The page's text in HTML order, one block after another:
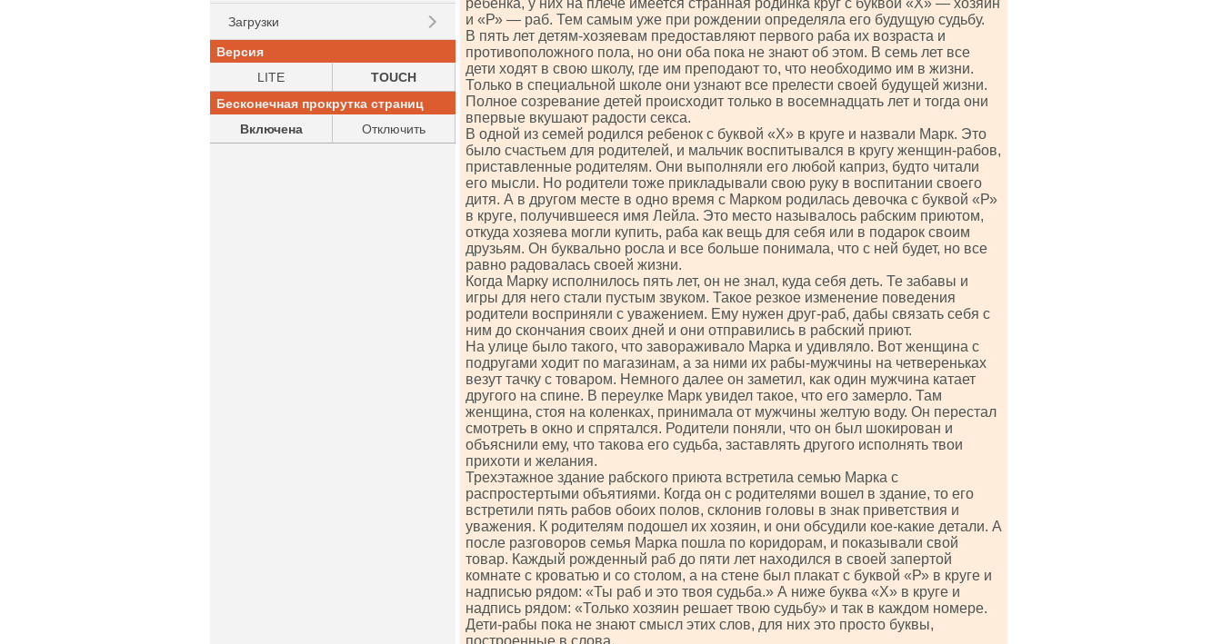
ребенка, у них на плече имеется странная родинка круг с буквой «Х» — хозяин
и «Р» — раб. Тем самым уже при рождении определяла его будущую судьбу.
В пять лет детям-хозяевам предоставляют первого раба их возраста и
противоположного пола, но они оба пока не знают об этом. В семь лет все
дети ходят в свою школу, где им преподают то, что необходимо им в жизни.
Только в специальной школе они узнают все прелести своей будущей жизни.
Полное созревание детей происходит только в восемнадцать лет и тогда они
впервые вкушают радости секса.
В одной из семей родился ребенок с буквой «Х» в круге и назвали Марк. Это
было счастьем для родителей, и мальчик воспитывался в кругу женщин-рабов,
приставленные родителям. Они выполняли его любой каприз, будто читали
его мысли. Но родители тоже прикладывали свою руку в воспитании своего
дитя. А в другом месте в одно время с Марком родилась девочка с буквой «Р»
в круге, получившееся имя Лейла. Это место называлось рабским приютом,
откуда хозяева могли купить, раба как вещь для себя или в подарок своим
друзьям. Он буквально росла и все больше понимала, что с ней будет, но все
равно радовалась своей жизни.
Когда Марку исполнилось пять лет, он не знал, куда себя деть. Те забавы и
игры для него стали пустым звуком. Такое резкое изменение поведения
родители восприняли с уважением. Ему нужен друг-раб, дабы связать себя с
ним до скончания своих дней и они отправились в рабский приют.
На улице было такого, что завораживало Марка и удивляло. Вот женщина с
подругами ходит по магазинам, а за ними их рабы-мужчины на четвереньках
везут тачку с товаром. Немного далее он заметил, как один мужчина катает
другого на спине. В переулке Марк увидел такое, что его замерло. Там
женщина, стоя на коленках, принимала от мужчины желтую воду. Он перестал
смотреть в окно и спрятался. Родители поняли, что он был шокирован и
объяснили ему, что такова его судьба, заставлять другого исполнять твои
прихоти и желания.
Трехэтажное здание рабского приюта встретила семью Марка с
распростертыми объятиями. Когда он с родителями вошел в здание, то его
встретили пять рабов обоих полов, склонив головы в знак приветствия и
уважения. К родителям подошел их хозяин, и они обсудили кое-какие детали. А
после разговоров семья Марка пошла по коридорам, и показывали свой
товар. Каждый рожденный раб до пяти лет находился в своей запертой
комнате с кроватью и со столом, а на стене был плакат с буквой «Р» в круге и
надписью рядом: «Ты раб и это твоя судьба.» А ниже буква «Х» в круге и
надпись рядом: «Только хозяин решает твою судьбу» и так в каждом номере.
Дети-рабы пока не знают смысл этих слов, для них это просто буквы,
построенные в слова.
Загрузки
Версия
LITE
TOUCH
Бесконечная прокрутка страниц
Включена
Отключить